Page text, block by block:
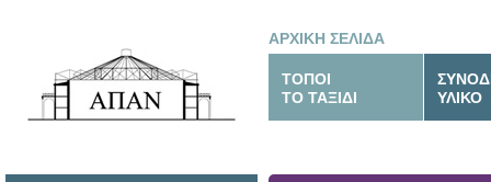
ΑΡΧΙΚΗ ΣΕΛΙΔΑ
ΤΟΠΟΙ
ΤΟ ΤΑΞΙΔΙ
ΥΛΙΚΟ